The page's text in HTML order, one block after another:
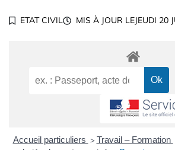
ETAT CIVIL MIS À JOUR LEJEUDI 20
Accueil particuliers > Travail – Formation